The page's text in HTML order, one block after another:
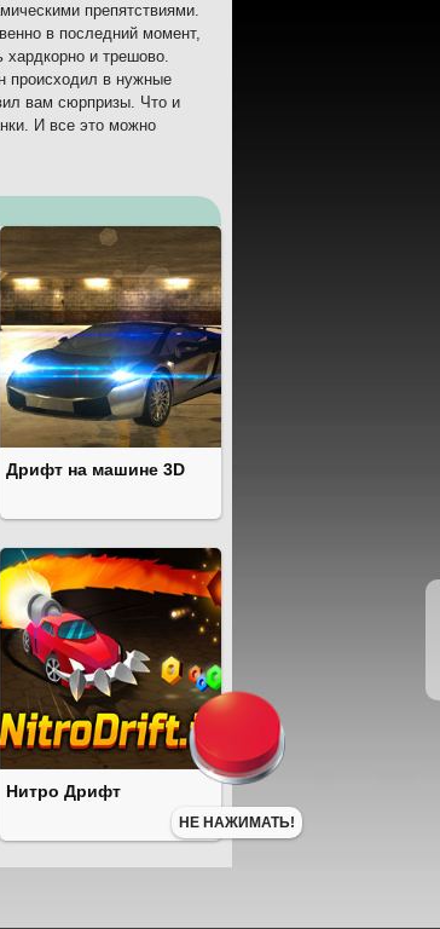
препятствиями.
в последний момент,
хардкорно и трешово.
происходил в нужные
вам сюрпризы. Что и
И все это можно
Дрифт на машине 3D
Нитро Дрифт
НЕ НАЖИМАТЬ!